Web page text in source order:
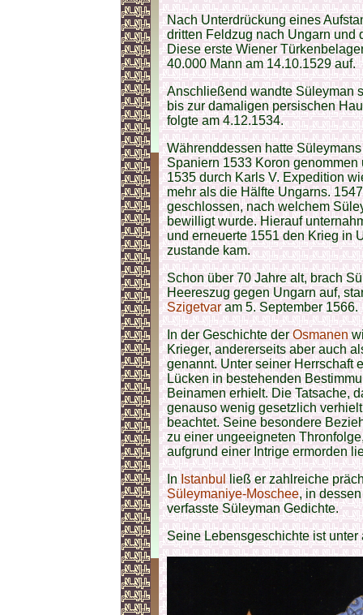
Nach Unterdrückung eines
dritten Feldzug nach Ungarn und
Diese erste Wiener
40.000 Mann am 14.10.1529 auf.
Anschließend wandte Süleyman
bis zur damaligen persischen
folgte am 4.12.1534.
Währenddessen hatte
Spaniern 1533 Koron
1535 durch Karls V. Expedition
mehr als die Hälfte Ungarns.
geschlossen, nach welchem
bewilligt wurde. Hierauf
und erneuerte 1551 den Krieg in
zustande kam.
Schon über 70 Jahre alt, brach
Heereszug gegen Ungarn auf,
Szigetvaram 5. September 1566.
In der Geschichte derOsmanen
Krieger, andererseits aber auch
genannt. Unter seiner Herrschaft
Lücken in bestehenden
Beinamen erhielt. Die Tatsache,
genauso wenig gesetzlich
beachtet. Seine besondere
zu einer ungeeigneten
aufgrund einer Intrige ermorden
InIstanbulließ er zahlreiche
Süleymaniye-Moschee, in
verfasste Süleyman Gedichte.
Seine Lebensgeschichte ist